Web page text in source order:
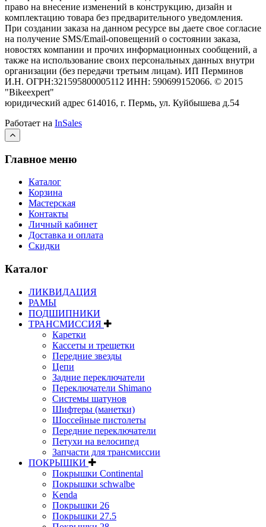
право на внесение изменений в конструкцию, дизайн и
комплектацию товара без предварительного уведомления.
При создании заказа на данном ресурсе вы даете свое согласие
на получение SMS/Email-оповещений о состоянии заказа,
новостях компании и прочих информационных сообщений, а
также на использование своих персональных данных внутри
организации (без передачи третьим лицам). ИП Перминов
И.Н. ОГРН:321595800005112 ИНН: 590699152066. © 2015
"Bikeexpert"
юридический адрес 614016, г. Пермь, ул. Куйбышева д.54
Работает на InSales
Главное меню
Каталог
Корзина
Мастерская
Контакты
Личный кабинет
Доставка и оплата
Скидки
Каталог
ЛИКВИДАЦИЯ
РАМЫ
ПОДШИПНИКИ
ТРАНСМИССИЯ
Каретки
Кассеты и трещетки
Передние звезды
Цепи
Задние переключатели
Переключатели Shimano
Системы шатунов
Шифтеры (манетки)
Шоссейные пистолеты
Передние переключатели
Петухи на велосипед
Запчасти для трансмиссии
ПОКРЫШКИ
Покрышки Continental
Покрышки schwalbe
Kenda
Покрышки 26
Покрышки 27.5